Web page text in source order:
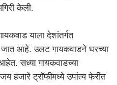
केली.
याला देशांतर्गत
आहे. उलट गायकवाडने घरच्या
सध्या गायकवाडच्या
हजारे ट्रॉफीमध्ये उपांत्य फेरीत